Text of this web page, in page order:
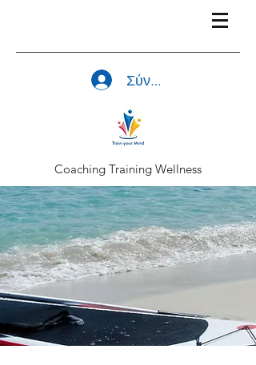
Σύνδεση
Coaching Training Wellness